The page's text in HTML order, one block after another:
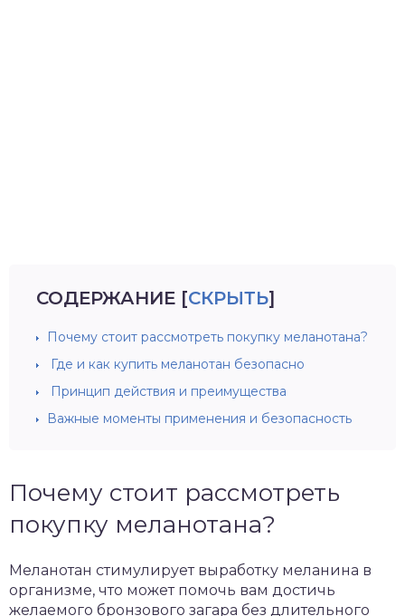
СОДЕРЖАНИЕ [СКРЫТЬ]
Почему стоит рассмотреть покупку меланотана?
Где и как купить меланотан безопасно
Принцип действия и преимущества
Важные моменты применения и безопасность
Почему стоит рассмотреть
покупку меланотана?
Меланотан стимулирует выработку меланина в
организме, что может помочь вам достичь
желаемого бронзового загара без длительного